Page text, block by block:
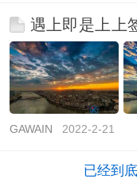
遇上即是上上
GAWAIN 2022-2-21
已经到